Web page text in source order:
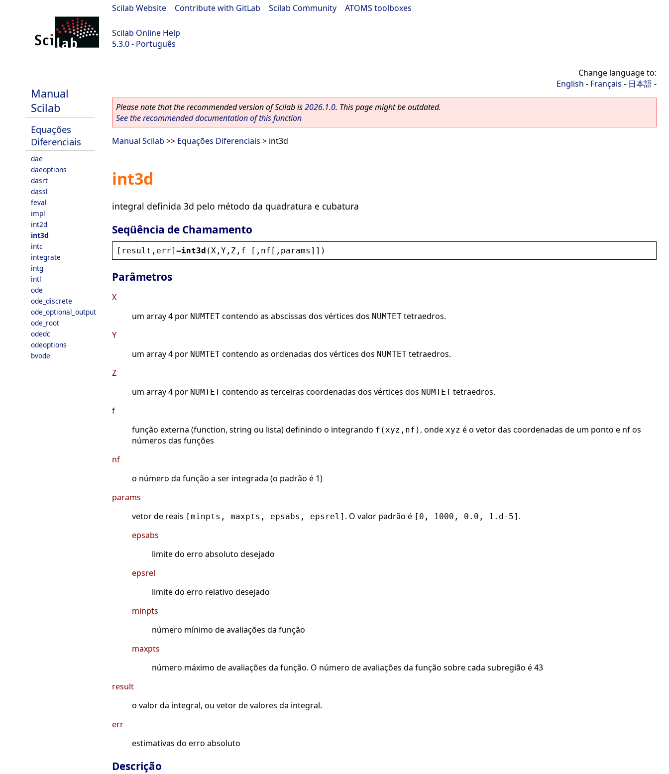
Scilab Website Contribute with GitLab Scilab Community ATOMS toolboxes
Scilab Online Help
5.3.0 - Português
Manual
Scilab
Equações
Diferenciais
dae
daeoptions
dasrt
dassl
feval
impl
int2d
int3d
intc
integrate
intg
intl
ode
ode_discrete
ode_optional_output
ode_root
odedc
odeoptions
bvode
Change language to:
English - Français - 日本語-
Please note that the recommended version of Scilab is2026.1.0. This page might be outdated.
See the recommended documentation of this function
Manual Scilab >> Equações Diferenciais > int3d
int3d
integral definida 3d pelo método da quadratura e cubatura
Seqüência de Chamamento
[ result , err]=int3d ( X , Y , Z , f [, nf [, params ]])
Parâmetros
X
um array 4 por NUMTET contendo as abscissas dos vértices dos NUMTET tetraedros.
Y
um array 4 por NUMTET contendo as ordenadas dos vértices dos NUMTET tetraedros.
Z
um array 4 por NUMTET contendo as terceiras coordenadas dos vértices dos NUMTET tetraedros.
f
função externa (function, string ou lista) definindo o integrando f(xyz,nf) , onde xyz é o vetor das coordenadas de um ponto e nf os
números das funções
nf
o número da função a ser integrada (o padrão é 1)
params
vetor de reais [minpts, maxpts, epsabs, epsrel] . O valor padrão é [0, 1000, 0.0, 1.d-5] .
epsabs
limite do erro absoluto desejado
epsrel
limite do erro relativo desejado
minpts
número mínimo de avaliações da função
maxpts
número máximo de avaliações da função. O número de avaliações da função sobre cada subregião é 43
result
o valor da integral, ou vetor de valores da integral.
err
estimativas do erro absoluto
Descrição